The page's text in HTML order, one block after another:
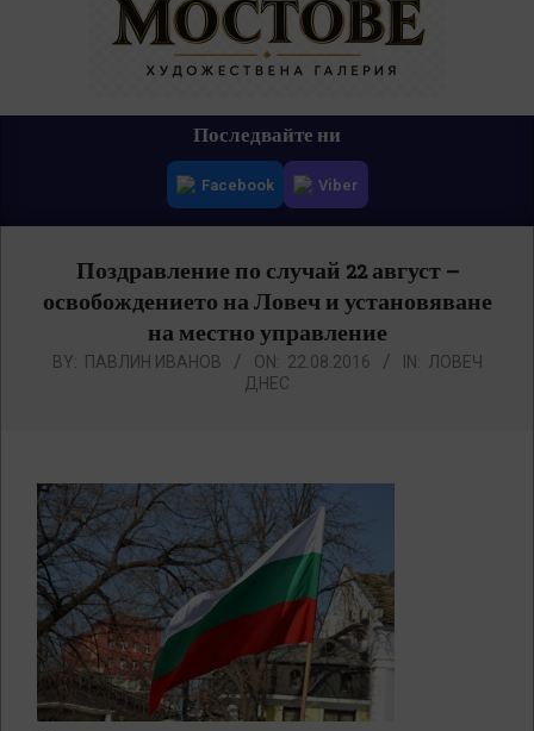
Последвайте ни
Facebook Viber
Поздравление по случай 22 август –
освобождението на Ловеч и установяване
на местно управление
BY: ПАВЛИН ИВАНОВ ON: 22.08.2016 IN: ЛОВЕЧ
ДНЕС